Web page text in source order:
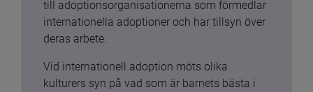
till adoptionsorganisationerna som förmedlar
internationella adoptioner och har tillsyn över
deras arbete.
Vid internationell adoption möts olika
kulturers syn på vad som är barnets bästa i